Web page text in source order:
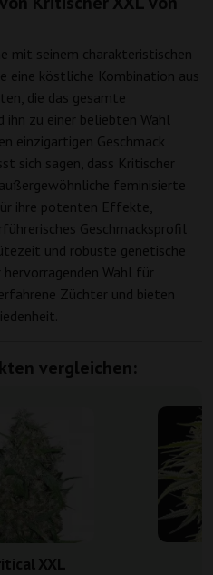
mit seinem charakteristischen
eine köstliche Kombination aus
die das gesamte
ihn zu einer beliebten Wahl
einzigartigen Geschmack
sich sagen, dass Kritischer
feminisierte
ihre potenten Effekte,
Geschmacksprofil
und robuste genetische
hervorragenden Wahl für
Züchter und bieten
vergleichen:
XXL